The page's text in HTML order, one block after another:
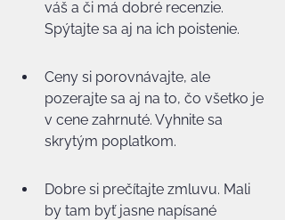
váš a či má dobré recenzie.
Spýtajte sa aj na ich poistenie.
Ceny si porovnávajte, ale
pozerajte sa aj na to, čo všetko je
v cene zahrnuté. Vyhnite sa
skrytým poplatkom.
Dobre si prečítajte zmluvu. Mali
by tam byť jasne napísané